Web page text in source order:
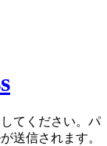
てください。パ
送信されます。